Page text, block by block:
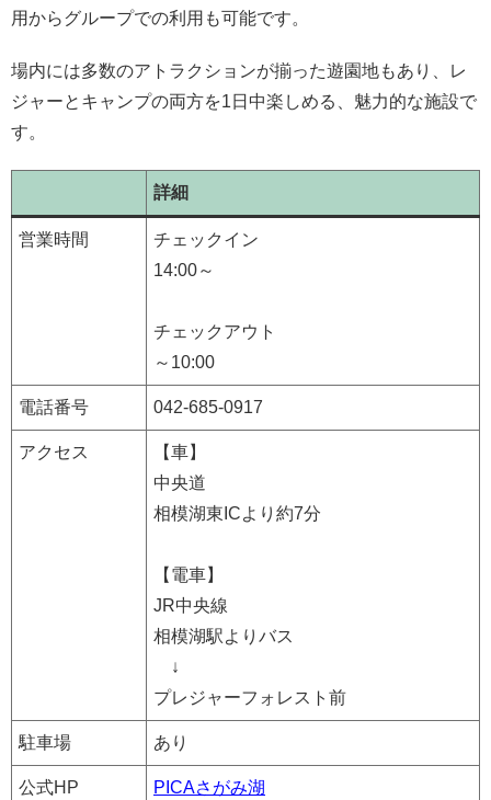
用からグループでの利用も可能です。
場内には多数のアトラクションが揃った遊園地もあり、レ
ジャーとキャンプの両方を1日中楽しめる、魅力的な施設で
す。
詳細
営業時間
チェックイン
14:00～
チェックアウト
～10:00
電話番号 042-685-0917
アクセス
【車】
中央道
相模湖東ICより約7分
【電車】
JR中央線
相模湖駅よりバス
↓
プレジャーフォレスト前
駐車場 あり
公式HP PICAさがみ湖